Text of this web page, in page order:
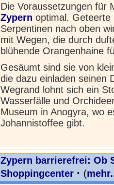
Die Voraussetzungen für
Zypern optimal. Geteerte
Serpentinen nach oben
mit Wegen, die durch
blühende Orangenhaine
Gesäumt sind sie von
die dazu einladen seinen
Wegrand lohnt sich ein
Wasserfälle und
Museum in Anogyra, wo
Johannistoffee gibt.
Zypern barrierefrei: Ob
Shoppingcenter · (